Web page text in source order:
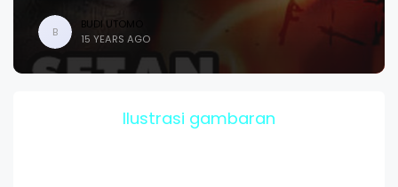
B
BUDI UTOMO
15 YEARS AGO
Ilustrasi gambaran